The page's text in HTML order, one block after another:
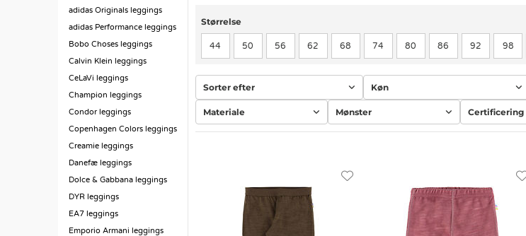
adidas Originals leggings
adidas Performance leggings
Bobo Choses leggings
Calvin Klein leggings
CeLaVi leggings
Champion leggings
Condor leggings
Copenhagen Colors leggings
Creamie leggings
Danefæ leggings
Dolce & Gabbana leggings
DYR leggings
EA7 leggings
Emporio Armani leggings
Størrelse
44 50 56 62 68 74 80 86 92 98
Sorter efter Køn
Materiale Mønster Certificering